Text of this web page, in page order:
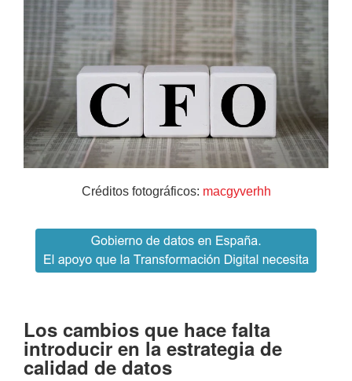
Créditos fotográficos: macgyverhh
Los cambios que hace falta
introducir en la estrategia de
calidad de datos